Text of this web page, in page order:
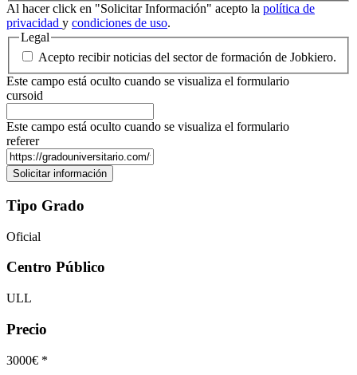
Al hacer click en "Solicitar Información" acepto la política de
privacidad y condiciones de uso.
Legal
Acepto recibir noticias del sector de formación de Jobkiero.
Este campo está oculto cuando se visualiza el formulario
cursoid
Este campo está oculto cuando se visualiza el formulario
referer
Tipo Grado
Oficial
Centro Público
ULL
Precio
3000€ *